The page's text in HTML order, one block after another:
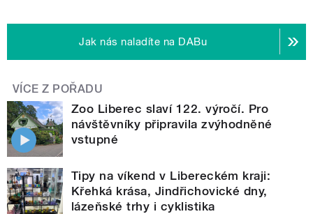
Jak nás naladíte na DABu
VÍCE Z POŘADU
Zoo Liberec slaví 122. výročí. Pro
návštěvníky připravila zvýhodněné
vstupné
Tipy na víkend v Libereckém kraji:
Křehká krása, Jindřichovické dny,
lázeňské trhy i cyklistika